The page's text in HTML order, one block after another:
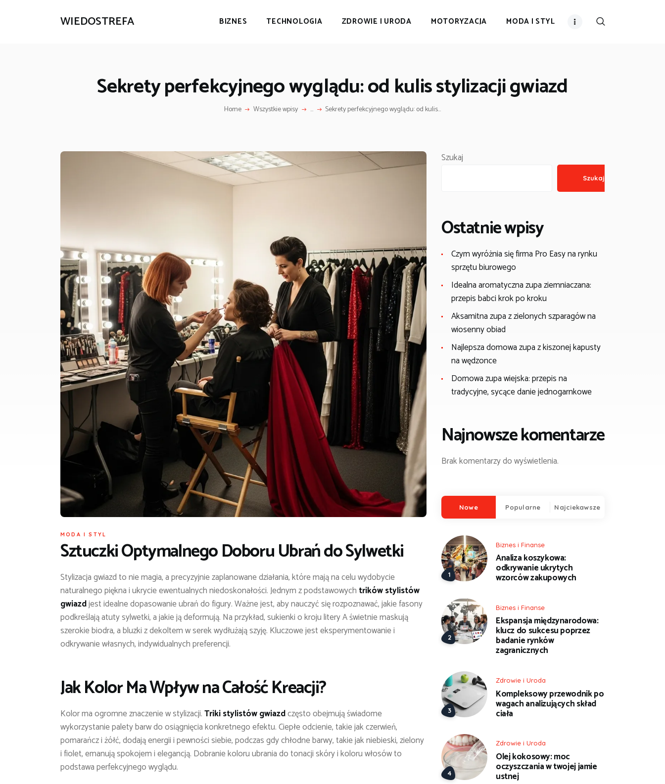
WIEDOSTREFA BIZNES TECHNOLOGIA ZDROWIE I URODA MOTORYZACJA MODA I STYL
Sekrety perfekcyjnego wyglądu: od kulis stylizacji gwiazd
Home Wszystkie wpisy ... Sekrety perfekcyjnego wyglądu: od kulis...
MODA I STYL
Sztuczki Optymalnego Doboru Ubrań do Sylwetki
Stylizacja gwiazd to nie magia, a precyzyjnie zaplanowane działania, które mają na celu wydobycie
naturalnego piękna i ukrycie ewentualnych niedoskonałości. Jednym z podstawowych trików stylistów
gwiazdjest idealne dopasowanie ubrań do figury. Ważne jest, aby nauczyć się rozpoznawać, jakie fasony
podkreślają atuty sylwetki, a jakie ją deformują. Na przykład, sukienki o kroju litery A świetnie maskują
szerokie biodra, a bluzki z dekoltem w serek wydłużają szyję. Kluczowe jest eksperymentowanie i
odkrywanie własnych, indywidualnych preferencji.
Jak Kolor Ma Wpływ na Całość Kreacji?
Kolor ma ogromne znaczenie w stylizacji.Triki stylistów gwiazdczęsto obejmują świadome
wykorzystanie palety barw do osiągnięcia konkretnego efektu. Ciepłe odcienie, takie jak czerwień,
pomarańcz i żółć, dodają energii i pewności siebie, podczas gdy chłodne barwy, takie jak niebieski, zielony
i fiolet, emanują spokojem i elegancją. Dobranie koloru ubrania do tonacji skóry i koloru włosów to
podstawa perfekcyjnego wyglądu.
Szukaj
Szukaj
Ostatnie wpisy
Czym wyróżnia się firma Pro Easy na rynku
sprzętu biurowego
Idealna aromatyczna zupa ziemniaczana:
przepis babci krok po kroku
Aksamitna zupa z zielonych szparagów na
wiosenny obiad
Najlepsza domowa zupa z kiszonej kapusty
na wędzonce
Domowa zupa wiejska: przepis na
tradycyjne, sycące danie jednogarnkowe
Najnowsze komentarze
Brak komentarzy do wyświetlenia.
Nowe Popularne Najciekawsze
Biznes i Finanse
Analiza koszykowa:
odkrywanie ukrytych
wzorców zakupowych
Biznes i Finanse
Ekspansja międzynarodowa:
klucz do sukcesu poprzez
badanie rynków
zagranicznych
Zdrowie i Uroda
Kompleksowy przewodnik po
wagach analizujących skład
ciała
Zdrowie i Uroda
Olej kokosowy: moc
oczyszczania w twojej jamie
ustnej